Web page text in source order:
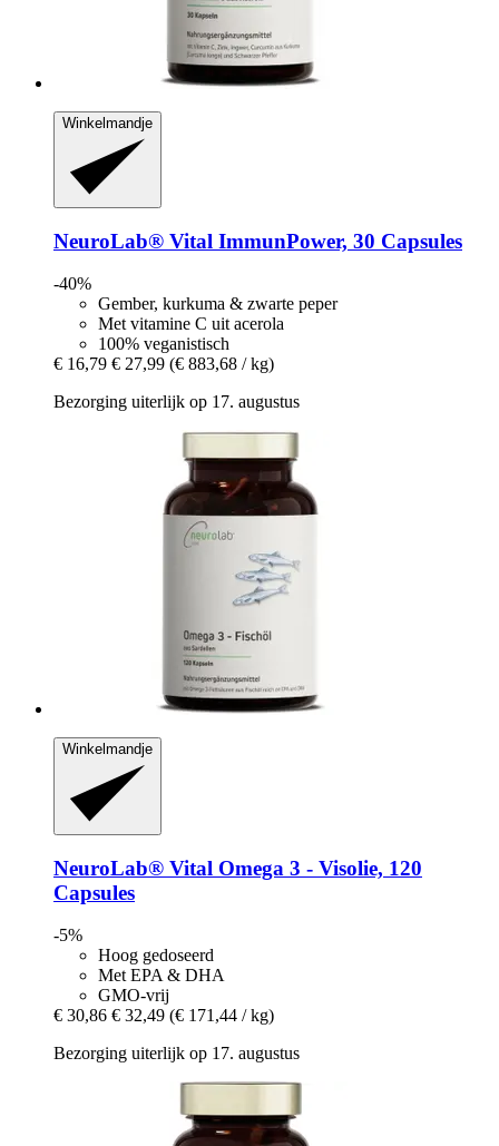
Winkelmandje
NeuroLab® Vital ImmunPower, 30 Capsules
-40%
Gember, kurkuma & zwarte peper
Met vitamine C uit acerola
100% veganistisch
€ 16,79 € 27,99 (€ 883,68 / kg)
Bezorging uiterlijk op 17. augustus
Winkelmandje
NeuroLab® Vital Omega 3 -​ Visolie, 120
Capsules
-5%
Hoog gedoseerd
Met EPA & DHA
GMO-vrij
€ 30,86 € 32,49 (€ 171,44 / kg)
Bezorging uiterlijk op 17. augustus